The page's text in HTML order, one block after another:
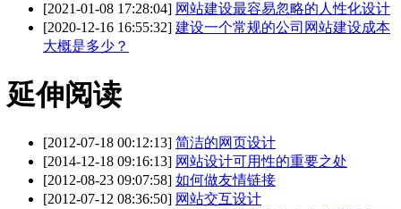
[2021-01-08 17:28:04] 网站建设最容易忽略的人性化设计
[2020-12-16 16:55:32] 建设一个常规的公司网站建设成本
大概是多少？
延伸阅读
[2012-07-18 00:12:13] 简洁的网页设计
[2014-12-18 09:16:13] 网站设计可用性的重要之处
[2012-08-23 09:07:58] 如何做友情链接
[2012-07-12 08:36:50] 网站交互设计